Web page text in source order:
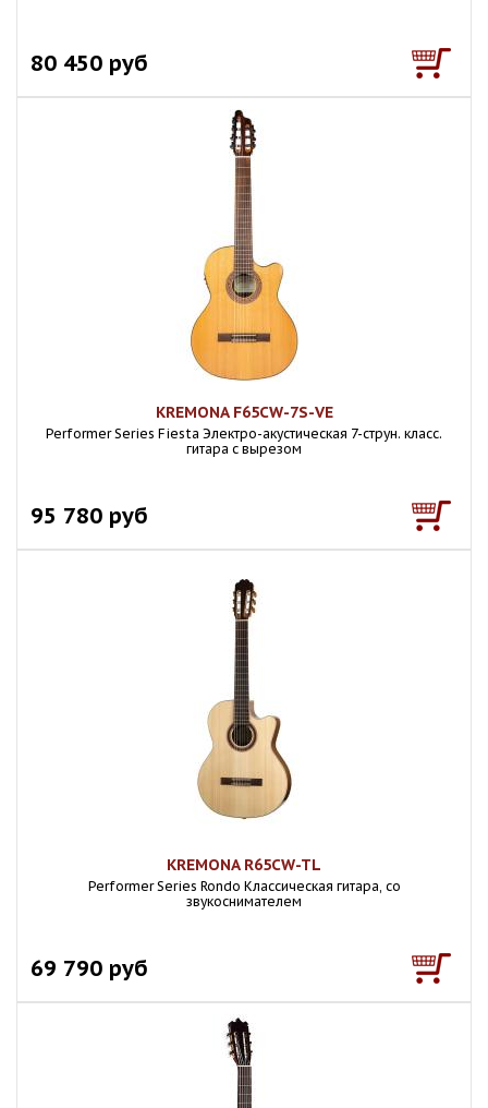
80 450 руб
KREMONA F65CW-7S-VE
Performer Series Fiesta Электро-акустическая 7-струн. класс.
гитара с вырезом
95 780 руб
KREMONA R65CW-TL
Performer Series Rondo Классическая гитара, со
звукоснимателем
69 790 руб